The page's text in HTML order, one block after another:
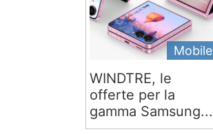
Mobile
WINDTRE, le
offerte per la
gamma Samsung...